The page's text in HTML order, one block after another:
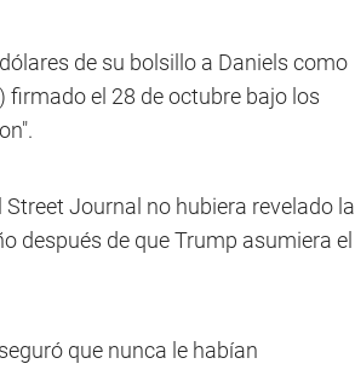
de su bolsillo a Daniels como
firmado el 28 de octubre bajo los
Journal no hubiera revelado la
después de que Trump asumiera el
que nunca le habían